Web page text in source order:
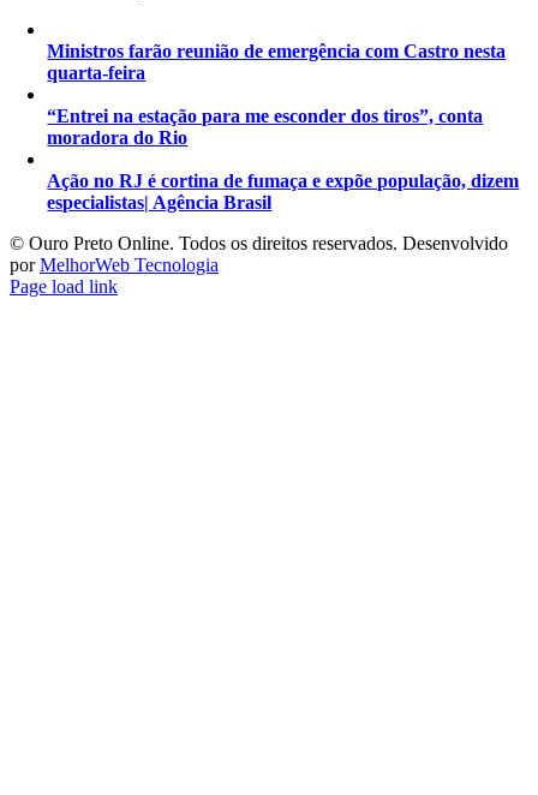
Ministros farão reunião de emergência com Castro nesta
quarta-feira
“Entrei na estação para me esconder dos tiros”, conta
moradora do Rio
Ação no RJ é cortina de fumaça e expõe população, dizem
especialistas| Agência Brasil
©️ Ouro Preto Online. Todos os direitos reservados. Desenvolvido
porMelhorWeb Tecnologia
Page load link